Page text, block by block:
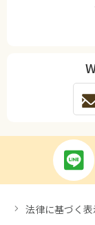
法律に基づく表